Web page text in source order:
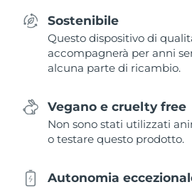
Sostenibile
Questo dispositivo di
accompagnerà per anni
alcuna parte di ricambio.
Vegano e cruelty free
Non sono stati utilizzati
o testare questo prodotto.
Autonomia